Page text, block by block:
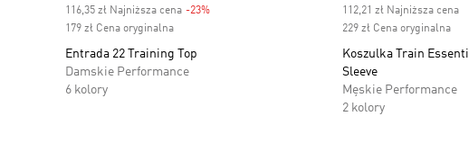
116,35 zł Najniższa cena -23%
179 zł Cena oryginalna
Entrada 22 Training Top
Damskie Performance
6 kolory
112,21 zł Najniższa cena
229 zł Cena oryginalna
Koszulka Train
Sleeve
Męskie Performance
2 kolory